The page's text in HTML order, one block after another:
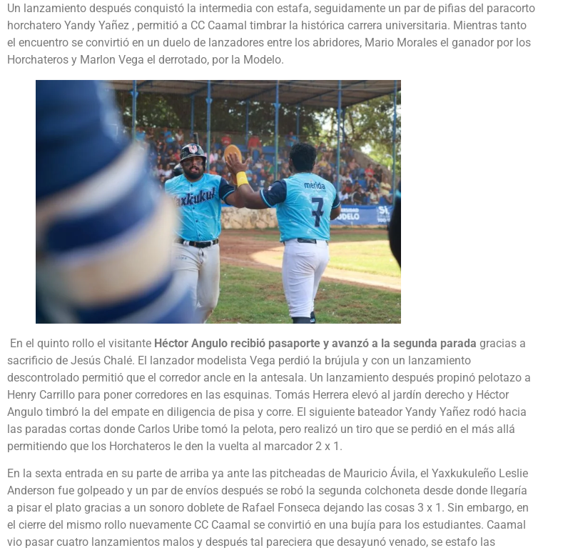
Un lanzamiento después conquistó la intermedia con estafa, seguidamente un par de pifias del paracorto
horchatero Yandy Yañez , permitió a CC Caamal timbrar la histórica carrera universitaria. Mientras tanto
el encuentro se convirtió en un duelo de lanzadores entre los abridores, Mario Morales el ganador por los
Horchateros y Marlon Vega el derrotado, por la Modelo.
En el quinto rollo el visitante Héctor Angulo recibió pasaporte y avanzó a la segunda parada gracias a
sacrificio de Jesús Chalé. El lanzador modelista Vega perdió la brújula y con un lanzamiento
descontrolado permitió que el corredor ancle en la antesala. Un lanzamiento después propinó pelotazo a
Henry Carrillo para poner corredores en las esquinas. Tomás Herrera elevó al jardín derecho y Héctor
Angulo timbró la del empate en diligencia de pisa y corre. El siguiente bateador Yandy Yañez rodó hacia
las paradas cortas donde Carlos Uribe tomó la pelota, pero realizó un tiro que se perdió en el más allá
permitiendo que los Horchateros le den la vuelta al marcador 2 x 1.
En la sexta entrada en su parte de arriba ya ante las pitcheadas de Mauricio Ávila, el Yaxkukuleño Leslie
Anderson fue golpeado y un par de envíos después se robó la segunda colchoneta desde donde llegaría
a pisar el plato gracias a un sonoro doblete de Rafael Fonseca dejando las cosas 3 x 1. Sin embargo, en
el cierre del mismo rollo nuevamente CC Caamal se convirtió en una bujía para los estudiantes. Caamal
vio pasar cuatro lanzamientos malos y después tal pareciera que desayunó venado, se estafo las